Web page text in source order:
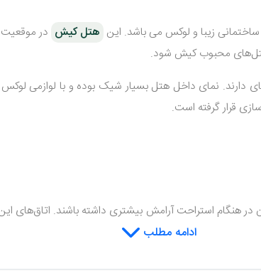
زیبا و لوکس می باشد. این هتل کیش در موقعیت
محبوب کیش شود.
قرار گرفته است.
ادامه مطلب